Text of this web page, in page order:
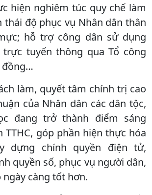
hiện nghiêm túc quy chế làm
thái độ phục vụ Nhân dân thân
hỗ trợ công dân sử dụng
tuyến thông qua Tổ công
đồng…
làm, quyết tâm chính trị cao
của Nhân dân các dân tộc,
đang trở thành điểm sáng
TTHC, góp phần hiện thực hóa
dựng chính quyền điện tử,
quyền số, phục vụ người dân,
càng tốt hơn.